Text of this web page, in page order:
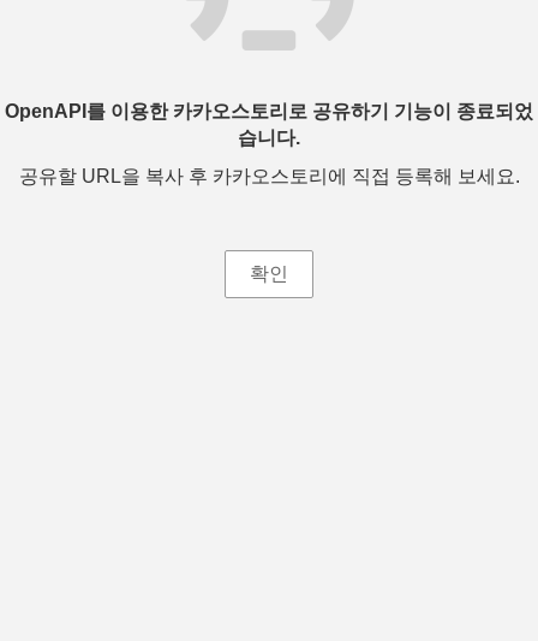
OpenAPI를 이용한 카카오스토리로 공유하기 기능이 종료되었
습니다.
공유할 URL을 복사 후 카카오스토리에 직접 등록해 보세요.
확인